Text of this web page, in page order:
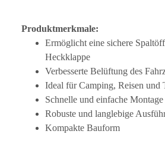
Produktmerkmale:
Ermöglicht eine sichere
Heckklappe
Verbesserte Belüftung des
Ideal für Camping, Reisen und
Schnelle und einfache Montage
Robuste und langlebige
Kompakte Bauform